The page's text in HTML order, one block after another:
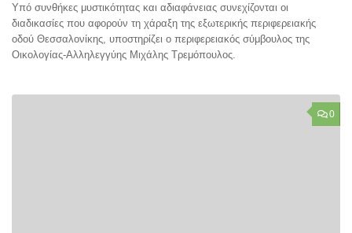
Υπό συνθήκες μυστικότητας και αδιαφάνειας συνεχίζονται οι
διαδικασίες που αφορούν τη χάραξη της εξωτερικής περιφερειακής
οδού Θεσσαλονίκης, υποστηρίζει ο περιφερειακός σύμβουλος της
Οικολογίας-Αλληλεγγύης Μιχάλης Τρεμόπουλος.
0